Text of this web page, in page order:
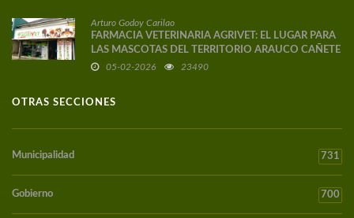
Arturo Godoy Carilao
FARMACIA VETERINARIA AGRIVET: EL LUGAR PARA
LAS MASCOTAS DEL TERRITORIO ARAUCO CAÑETE
05-02-2026 23490
OTRAS SECCIONES
Municipalidad 731
Gobierno 700